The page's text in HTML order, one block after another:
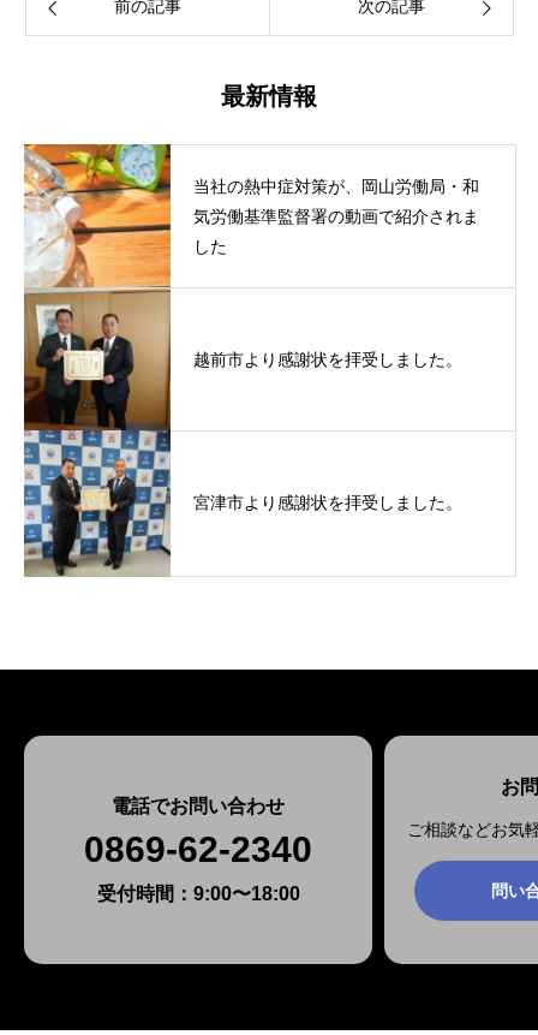
前の記事 次の記事
最新情報
当社の熱中症対策が、岡山労働局・和
気労働基準監督署の動画で紹介されま
した
越前市より感謝状を拝受しました。
宮津市より感謝状を拝受しました。
電話でお問い合わせ
0869-62-2340
受付時間：9:00〜18:00
お
ご相談などお気
問い